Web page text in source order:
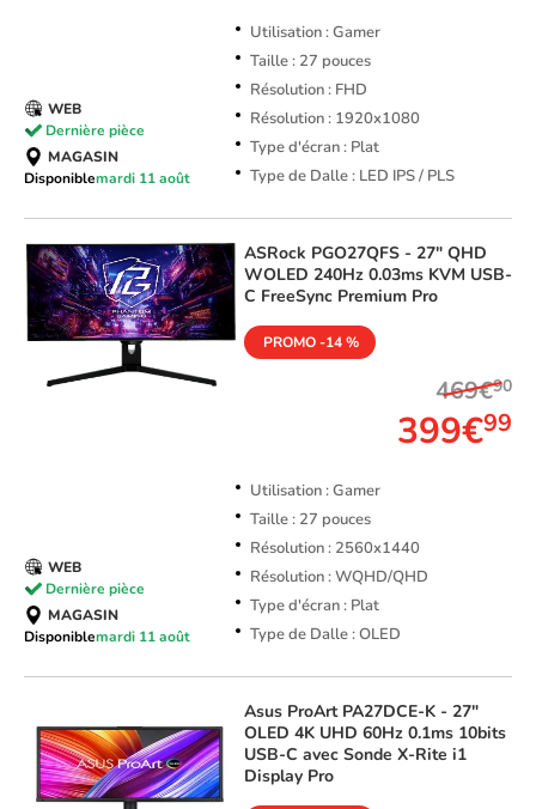
Utilisation : Gamer
Taille : 27 pouces
Résolution : FHD
Résolution : 1920x1080
Type d'écran : Plat
Type de Dalle : LED IPS / PLS
WEB
Dernière pièce
MAGASIN
Disponiblemardi 11 août
ASRock PGO27QFS - 27" QHD
WOLED 240Hz 0.03ms KVM USB-
C FreeSync Premium Pro
PROMO -14 %
469€90
399€99
Utilisation : Gamer
Taille : 27 pouces
Résolution : 2560x1440
Résolution : WQHD/QHD
Type d'écran : Plat
Type de Dalle : OLED
WEB
Dernière pièce
MAGASIN
Disponiblemardi 11 août
Asus ProArt PA27DCE-K - 27"
OLED 4K UHD 60Hz 0.1ms 10bits
USB-C avec Sonde X-Rite i1
Display Pro